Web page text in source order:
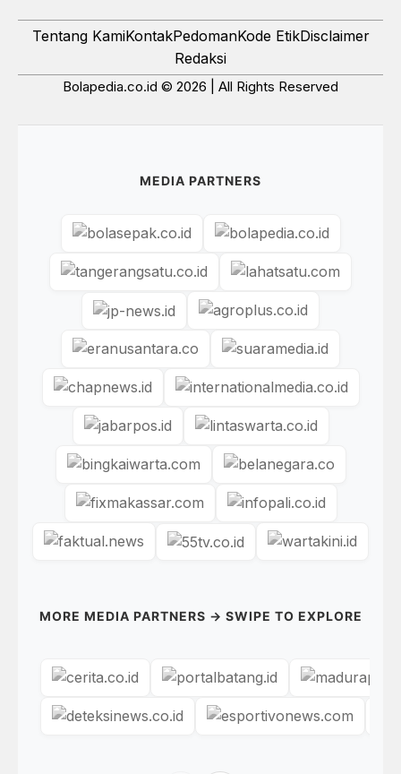
Tentang KamiKontakPedomanKode EtikDisclaimer
Redaksi
Bolapedia.co.id © 2026 | All Rights Reserved
MEDIA PARTNERS
MORE MEDIA PARTNERS → SWIPE TO EXPLORE